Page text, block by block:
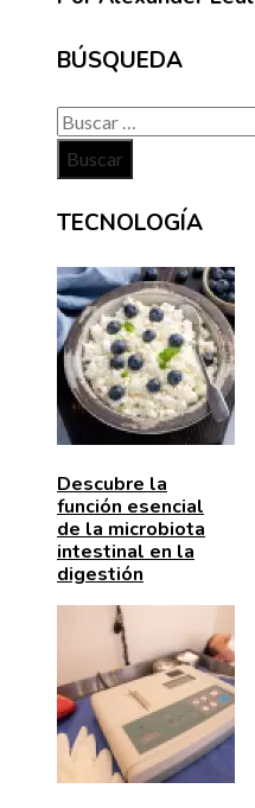
BÚSQUEDA
Buscar:
TECNOLOGÍA
Descubre la
función esencial
de la microbiota
intestinal en la
digestión